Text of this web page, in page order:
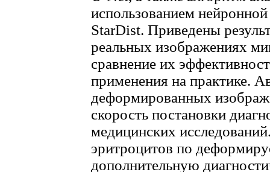
использованием
StarDist. Приведены
реальных изображениях
сравнение их
применения на практике.
деформированных
скорость постановки
медицинских
эритроцитов по
дополнительную